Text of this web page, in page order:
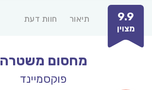
9.9
מצוין
תיאור חוות דעת
מחסום משטרה
פוקסמיינד